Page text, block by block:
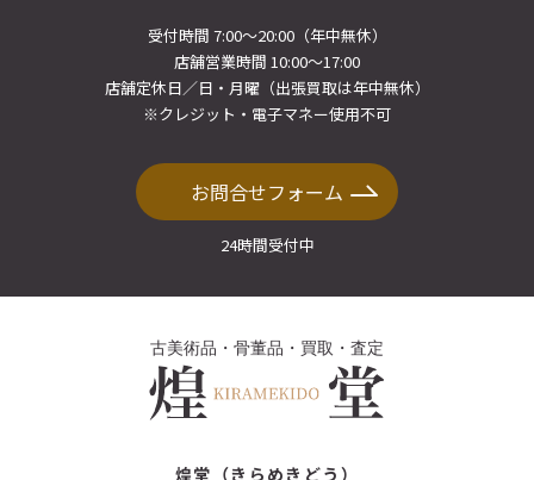
受付時間 7:00〜20:00（年中無休）
店舗営業時間 10:00〜17:00
店舗定休日／日・月曜（出張買取は年中無休）
※クレジット・電子マネー使用不可
お問合せフォーム
24時間受付中
煌堂（きらめきどう）